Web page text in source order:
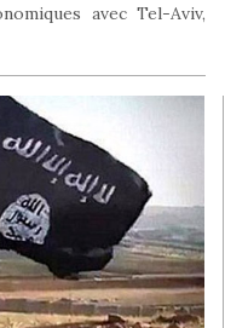
avec Tel-Aviv,